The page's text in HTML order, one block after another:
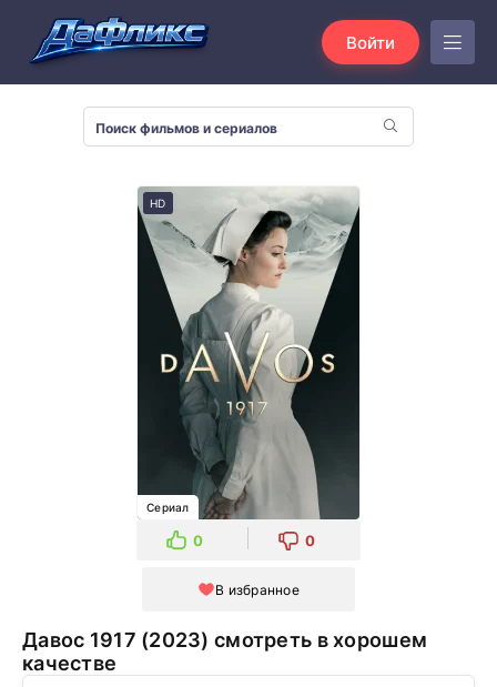
Войти
HD
Сериал
0 0
В избранное
Давос 1917 (2023) смотреть в хорошем
качестве